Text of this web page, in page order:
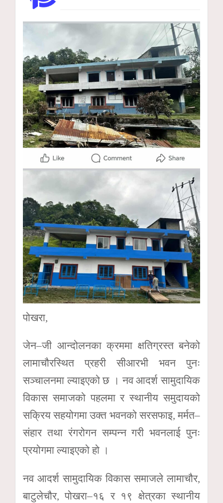
पोखरा,
जेन–जी आन्दोलनका क्रममा क्षतिग्रस्त बनेको
लामाचौरस्थित प्रहरी सीआरभी भवन पुनः
सञ्चालनमा ल्याइएको छ । नव आदर्श सामुदायिक
विकास समाजको पहलमा र स्थानीय समुदायको
सक्रिय सहयोगमा उक्त भवनको सरसफाइ, मर्मत–
संहार तथा रंगरोगन सम्पन्न गरी भवनलाई पुनः
प्रयोगमा ल्याइएको हो ।
नव आदर्श सामुदायिक विकास समाजले लामाचौर,
बाटुलेचौर, पोखरा–१६ र १९ क्षेत्रका स्थानीय